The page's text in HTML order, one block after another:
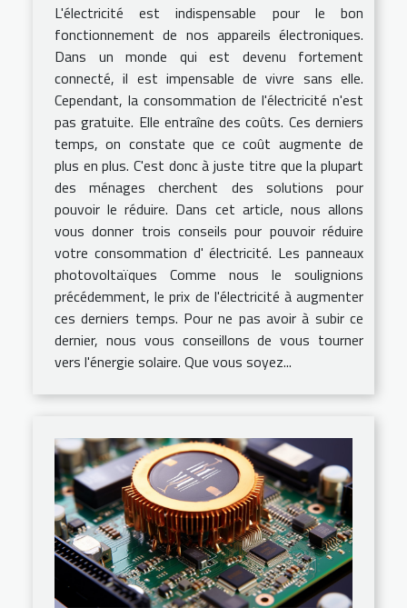
L'électricité est indispensable pour le bon
fonctionnement de nos appareils électroniques.
Dans un monde qui est devenu fortement
connecté, il est impensable de vivre sans elle.
Cependant, la consommation de l'électricité n'est
pas gratuite. Elle entraîne des coûts. Ces derniers
temps, on constate que ce coût augmente de
plus en plus. C'est donc à juste titre que la plupart
des ménages cherchent des solutions pour
pouvoir le réduire. Dans cet article, nous allons
vous donner trois conseils pour pouvoir réduire
votre consommation d' électricité. Les panneaux
photovoltaïques Comme nous le soulignions
précédemment, le prix de l'électricité à augmenter
ces derniers temps. Pour ne pas avoir à subir ce
dernier, nous vous conseillons de vous tourner
vers l'énergie solaire. Que vous soyez...